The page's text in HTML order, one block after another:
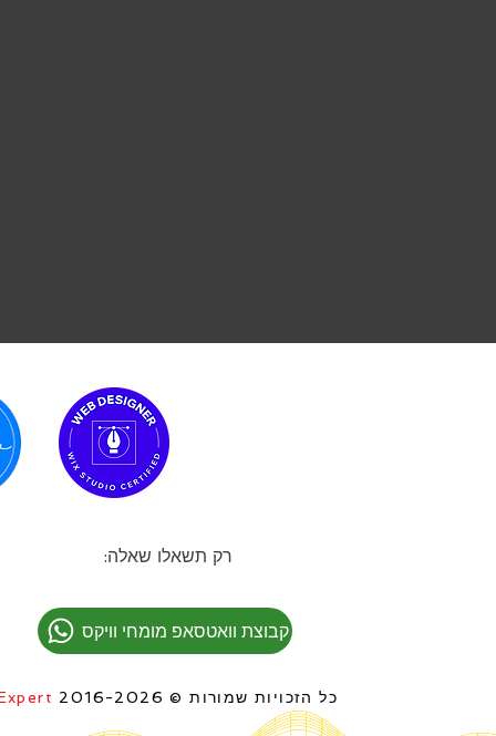
רק תשאלו שאלה:
קבוצת וואטסאפ מומחי וויקס
כל הזכויות שמורות © 2016-2026